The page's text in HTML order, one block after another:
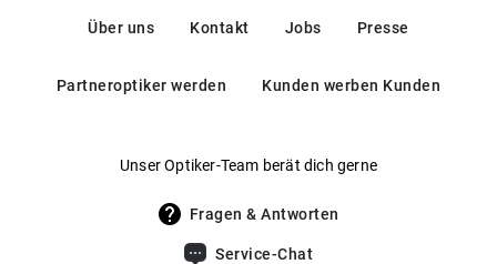
Über uns Kontakt Jobs Presse
Partneroptiker werden Kunden werben Kunden
Unser Optiker-Team berät dich gerne
Fragen & Antworten
Service-Chat